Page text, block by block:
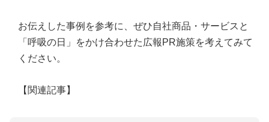
お伝えした事例を参考に、ぜひ自社商品・サービスと
「呼吸の日」をかけ合わせた広報PR施策を考えてみて
ください。
【関連記事】